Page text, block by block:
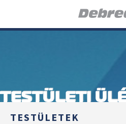
TESTÜLETI
TESTÜLETEK